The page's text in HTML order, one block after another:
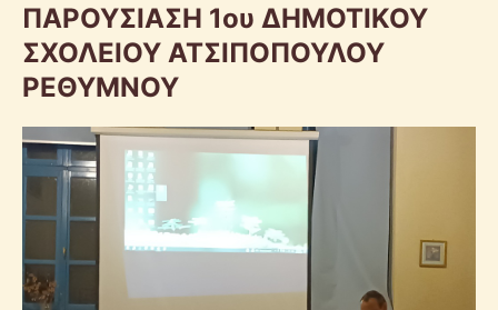
ΠΑΡΟΥΣΙΑΣΗ 1ου ΔΗΜΟΤΙΚΟΥ
ΣΧΟΛΕΙΟΥ ΑΤΣΙΠΟΠΟΥΛΟΥ
ΡΕΘΥΜΝΟΥ